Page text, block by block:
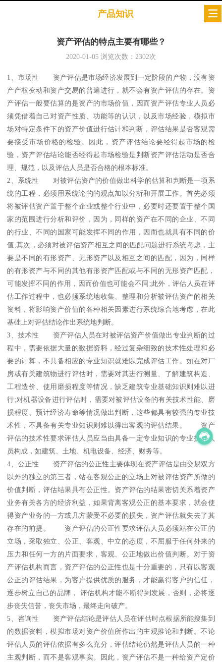
产品知识
资产评估的特点主要有哪些？
2020-01-05 浏览次数： 2302次
1、市场性 资产评估是市场经济发展到一定阶段的产物，没有资
产产权变动和资产交易的普遍进行，就不会有资产评估的存在。资
产评估一般要估算的是资产的市场价值，因而资产评估专业人员必
须凭借着自己对资产性质、功能等的认识，以及市场经验，模拟市
场对特定条件下的资产价值进行估计和判断，评估结果是否客观需
要接受市场价格的检验。因此，资产评估结论要经得起市场的检
验，资产评估结论能否经得起市场检验是判断资产评估活动是否合
理、规范，以及评估人员是否合格的根本标准。
2、系统性 对被评估资产的价值做出科学的估算和判断是一项系
统的工程，必须用系统论的的观点加以分析和开展工作。首先必须
将被评估资产置于整个企业或整个行业中，必要时还要置于整个国
家的范围进行分析和评价，因为，同样的资产在不同的企业、不同
的行业、不同的国家可能发挥不同的作用，因而也就具有不同的价
值;其次，必须对被评估资产相互之间的匹配问题进行系统考虑，主
要是不同的有形资产、无形资产以及相互之间的匹配，因为，同样
的有形资产与不同的其他有形资产匹配或与不同的无形资产匹配，
可能发挥不同的作用，因而价值也可能会不同;此外，评估人员在评
估工作过程中，也必须系统地收集、整理和分析被评估资产的相关
资料，将影响资产价值的各种相关因素进行系统综合地考虑，在此
基础上对评估结论作出系统地判断。
3、技术性 资产评估人员在对被评估资产价值做出专业判断的过
程中，需要依据大量的数据资料，经过复杂细致的技术性处理和必
要的计算，不具备相应的专业知识就难以完成评估工作。如在对厂
房或有关建筑物进行评估时，需要对其进行测量、了解建筑构造、
工程造价、使用磨损程度等情况，缺乏建筑专业基础知识则难以进
行;对机器设备进行评估时，需要对被评估设备的有关技术性能、磨
损程度、预计经济寿命等情况做出判断，这些都具有较强的专业技
术性，不具备有关专业知识则难以得出客观的评估结果。 资产
评估的技术性要求评估人员应当由具备一定专业知识的专业技术人
员构成，如建筑、土地、机电设备、经济、财务等。
4、公正性 资产评估的公正性主要体现在资产评估是由交易双方
以外的独立的第三者，站在客观公正的立场上对被评估资产所做的
价值判断，评估结果具有公正性。资产评估的结果密切关系着资产
业务有关各方的经济利益，如果背离客观公正的基本要求，就会使
得资产业务的一方或几方蒙受不必要的损失，资产评估就失去了其
存在的前提。 资产评估的公正性要求评估人员必须站在公正的
立场，采取独立、公正、客观、中立的态度，不屈服于任何外来的
压力和任何一方的片面要求，客观、公正地做出价值判断。对于资
产评估机构而言，资产评估的公正性也是十分重要的，只有以客观
公正的评估结果，为客户提供优质的服务，才能赢得客户的信任，
逐步树立自己的品牌， 评估机构才能不断得到发展，否则，必将逐
步丧失信誉，丧失市场，最终走向破产。
5、咨询性 资产评估结论是评估人员在评估时点根据所能搜集到
的数据资料，模拟市场对资产价值所作出的主观推论和判断。不论
评估人员的评估依据有多么充分，评估结论仍然是评估人员的一种
主观判断，而不是客观事实。因此，资产评估不是一种给资产定价